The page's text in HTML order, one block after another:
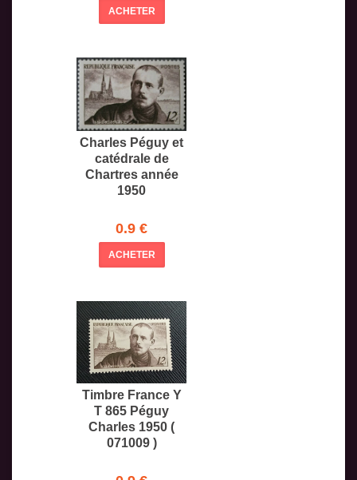
ACHETER
Charles Péguy et
catédrale de
Chartres année
1950
0.9 €
ACHETER
Timbre France Y
T 865 Péguy
Charles 1950 (
071009 )